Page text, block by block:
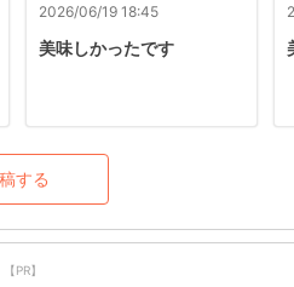
2026/06/19 18:45
美味しかったです
する
【PR】